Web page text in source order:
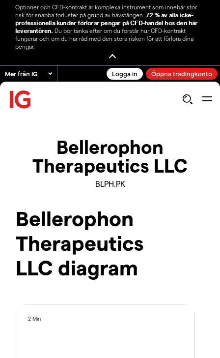
Optioner och CFD-kontrakt är komplexa instrument som innebär stor
risk för snabba förluster på grund av hävstången. 72 % av alla icke-
professionella kunder förlorar pengar på CFD-handel hos den här
leverantören. Du bör tänka efter om du förstår hur CFD-kontrakt
fungerar och om du har råd med den stora risken för att förlora dina
pengar.
Mer från IG Logga in Öppna tradingkonto
Bellerophon
Therapeutics LLC
BLPH.PK
Bellerophon
Therapeutics
LLC diagram
2 Min